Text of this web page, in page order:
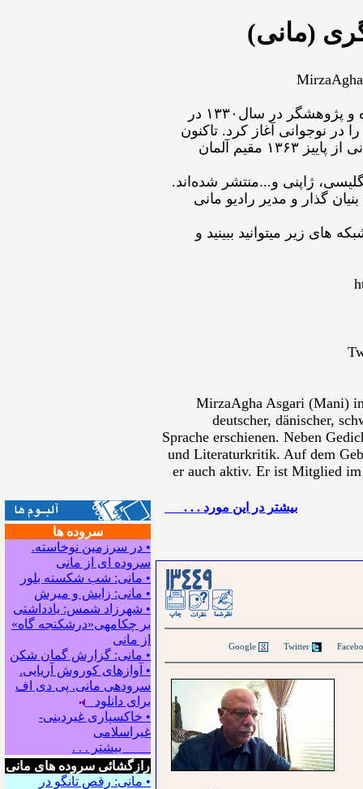
سروده ها
• در سرزمین نوخاسته.
سروده ای از مانی
• مانی: شب شکسته بلور
• مانی: زایش و میرش
• شهرزاد شمس: یادداشتی
بر چکامه‍ی«درشکنجه گاه»
از مانی
• مانی: گزارش گمان شکن
• آوازهای کوروش آریایی.
سروده‍ی مانی. پی دی اف
برای دانلود
• خاکسپاری غیردینی-
غیراسلامی
بیشتر . . .
رازگشائی سروده های مانی
• مانی: رقصِ تانگو در
(مانی)
MirzaAgha
ﻣﻴﺮﺯﺍﺁﻗﺎﻋﺴگرﻯ(ﻣﺎﻧﻰ) شاعر، نویسنده و پژوهشگر ﺩﺭ ﺳﺎﻝ۱۳۳۰ در
ﺩﺭ ﻧﻮﺟﻮﺍﻧﻰ ﺁﻏﺎﺯ ﻛﺮﺩ. ﺗﺎﻛﻨﻮﻥ
۵۴ ﺟﻠﺪ ﺍﺯ ﺁﺛﺎﺭﺵ ﺑﻪ ﭼﺎﭖ ﺭﺳﻴﺪه‌اﻧﺪ. مانی از ﭘﺎﻳﻴﺰ ۱۳۶۳ مقیم ﺁﻟﻤﺎﻥ
ژاپنی و...ﻣﻨﺘﺸﺮ ﺷﺪﻩ⁯اند.
گذار و مدیر رادیو مانی
های زیر میتوانید ببینید و
MirzaAgha Asgari (Mani)
deutscher, dänischer,
Sprache erschienen. Neben
und Literaturkritik. Auf dem
er auch aktiv. Er ist Mitglied
بيشتر در این مورد . . .
Twitter
Google